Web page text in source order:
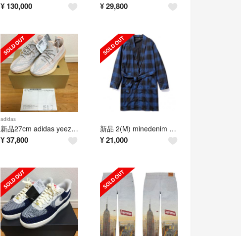
¥ 130,000 ¥29,800
adidas
新品27cm adidas yeezy boost 350 V2 SYNTH
¥ 37,800
新品 2(M) minedenim black denim check gawn
¥21,000